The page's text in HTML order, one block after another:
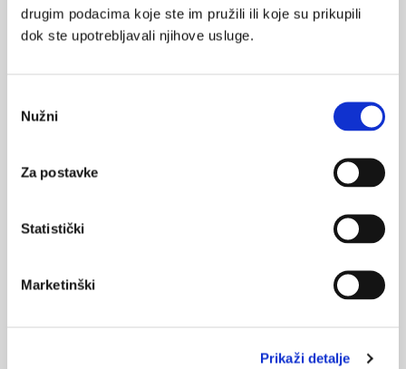
drugim podacima koje ste im pružili ili koje su prikupili
dok ste upotrebljavali njihove usluge.
pristanka
Nužni
Za postavke
Statistički
Marketinški
Prikaži detalje
Medicus (1/2026)
Muško zdravlje
Od nevidljivog do fatalnog: izabrane teme iz
kardiologije, nefrologije i endokrinologije